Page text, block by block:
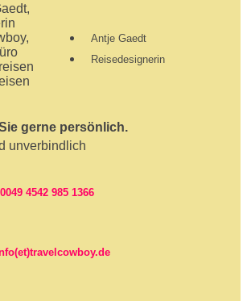
Antje Gaedt
Reisedesignerin
gerne persönlich.
unverbindlich
4542 985 1366